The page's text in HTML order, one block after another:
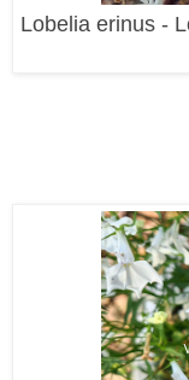
Lobelia erinus -